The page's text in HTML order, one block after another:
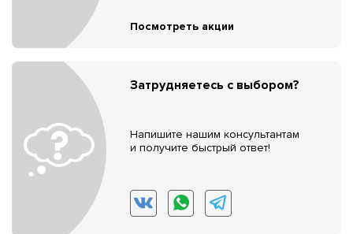
Посмотреть акции
Затрудняетесь с выбором?
Напишите нашим консультантам
и получите быстрый ответ!